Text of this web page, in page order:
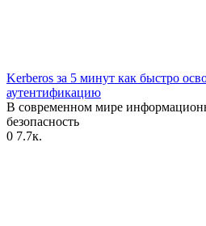
Kerberos за 5 минут как быстро
аутентификацию
В современном мире
безопасность
0 7.7к.